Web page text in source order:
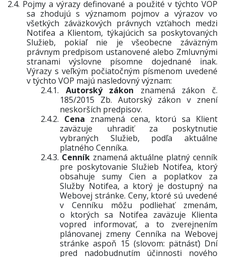
2.4. Pojmy a výrazy definované a použité v týchto VOP
sa zhodujú s významom pojmov a výrazov vo
všetkých záväzkových právnych vzťahoch medzi
Notifea a Klientom, týkajúcich sa poskytovaných
Služieb, pokiaľ nie je všeobecne záväzným
právnym predpisom ustanovené alebo Zmluvnými
stranami výslovne písomne dojednané inak.
Výrazy s veľkým počiatočným písmenom uvedené
v týchto VOP majú nasledovný význam:
2.4.1. Autorský zákon znamená zákon č.
185/2015 Zb. Autorský zákon v znení
neskorších predpisov.
2.4.2. Cena znamená cena, ktorú sa Klient
zaväzuje uhradiť za poskytnutie
vybraných Služieb, podľa aktuálne
platného Cenníka.
2.4.3. Cenník znamená aktuálne platný cenník
pre poskytovanie Služieb Notifea, ktorý
obsahuje sumy Cien a poplatkov za
Služby Notifea, a ktorý je dostupný na
Webovej stránke. Ceny, ktoré sú uvedené
v Cenníku môžu podliehať zmenám,
o ktorých sa Notifea zaväzuje Klienta
vopred informovať, a to zverejnením
plánovanej zmeny Cenníka na Webovej
stránke aspoň 15 (slovom: pätnásť) Dní
pred nadobudnutím účinnosti nového